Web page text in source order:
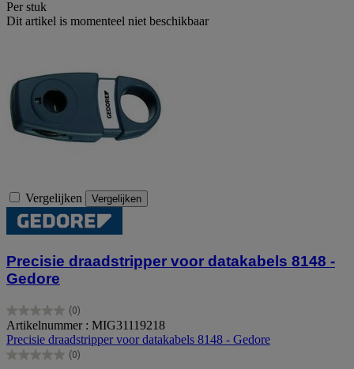
Per stuk
Dit artikel is momenteel niet beschikbaar
Vergelijken Vergelijken
Precisie draadstripper voor datakabels 8148 -
Gedore
(0)
0.0
van
de
5
Artikelnummer : MIG31119218
Precisie draadstripper voor datakabels 8148 - Gedore
(0)
0.0